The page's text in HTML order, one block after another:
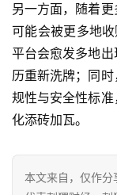
另一方面，随着
可能会被更多地
平台会愈发多地
历重新洗牌；同
规性与安全性标
化添砖加瓦。
本文来自 ，仅作